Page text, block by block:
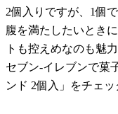
2個入りですが、1個
腹を満たしたいとき
トも控えめなのも魅
セブン-イレブンで菓
ンド 2個入」をチェッ